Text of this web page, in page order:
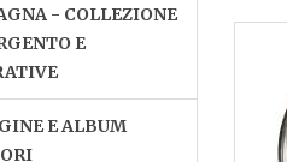
- COLLEZIONE
E
E ALBUM